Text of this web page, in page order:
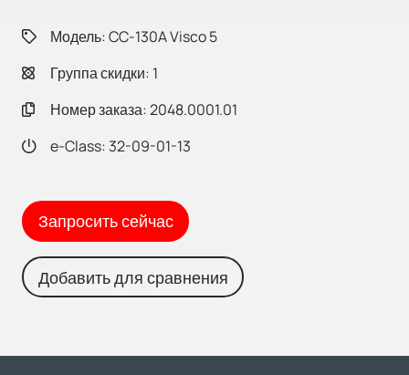
Модель: CC-130A Visco 5
Группа скидки: 1
Номер заказа: 2048.0001.01
e-Class: 32-09-01-13
Запросить сейчас
Добавить для сравнения